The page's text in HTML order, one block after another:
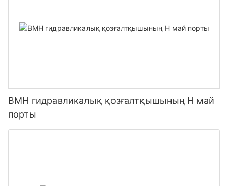
BMH гидравликалық қозғалтқышының H май
порты